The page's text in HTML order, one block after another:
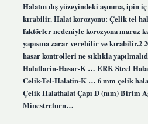
Halatın dış yüzeyindeki aşınma, ipin
kırabilir. Halat korozyonu: Çelik tel
faktörler nedeniyle korozyona maruz
yapısına zarar verebilir ve kırabilir.2
hasar kontrolleri ne sıklıkla
Halatlarin-Hasar-K … ERK Steel
Celik-Tel-Halatin-K … 6 mm çelik
Çelik Halathalat Çapı D (mm) Birim
Minestreturn…